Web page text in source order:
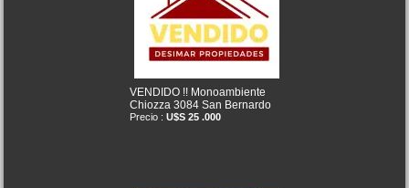
VENDIDO !! Monoambiente
Chiozza 3084 San Bernardo
Precio : U$S 25 .000